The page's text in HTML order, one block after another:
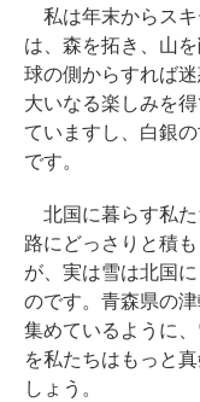
私は年末からス
は、森を拓き、山
球の側からすれば
大いなる楽しみを
ていますし、白銀
です。
北国に暮らす私
路にどっさりと積
が、実は雪は北国
のです。青森県の
集めているように
を私たちはもっと
しょう。